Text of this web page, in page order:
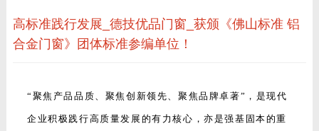
高标准践行发展_德技优品门窗_获颁《佛山标准 铝
合金门窗》团体标准参编单位！
“聚焦产品品质、聚焦创新领先、聚焦品牌卓著”，是现代
企业积极践行高质量发展的有力核心，亦是强基固本的重